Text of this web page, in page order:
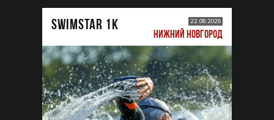
SWIMSTAR 1K 22.08.2026
НИЖНИЙ НОВГОРОД